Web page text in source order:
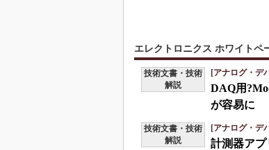
エレクトロニクス ホワイトペ
技術文書・技術
解説
[アナログ・デ
DAQ用
が容易に
技術文書・技術
解説
[アナログ・デ
計測器アプ